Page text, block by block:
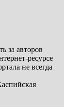
за авторов
ресурсе
не всегда